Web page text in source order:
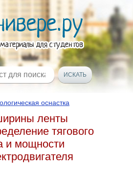
оснастка
ленты
тягового
и мощности